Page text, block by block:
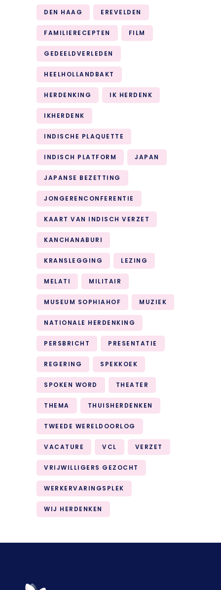
DEN HAAG EREVELDEN
FAMILIERECEPTEN FILM
GEDEELDVERLEDEN
HEELHOLLANDBAKT
HERDENKING IK HERDENK
IKHERDENK
INDISCHE PLAQUETTE
INDISCH PLATFORM JAPAN
JAPANSE BEZETTING
JONGERENCONFERENTIE
KAART VAN INDISCH VERZET
KANCHANABURI
KRANSLEGGING LEZING
MELATI MILITAIR
MUSEUM SOPHIAHOF MUZIEK
NATIONALE HERDENKING
PERSBRICHT PRESENTATIE
REGERING SPEKKOEK
SPOKEN WORD THEATER
THEMA THUISHERDENKEN
TWEEDE WERELDOORLOG
VACATURE VCL VERZET
VRIJWILLIGERS GEZOCHT
WERKERVARINGSPLEK
WIJ HERDENKEN